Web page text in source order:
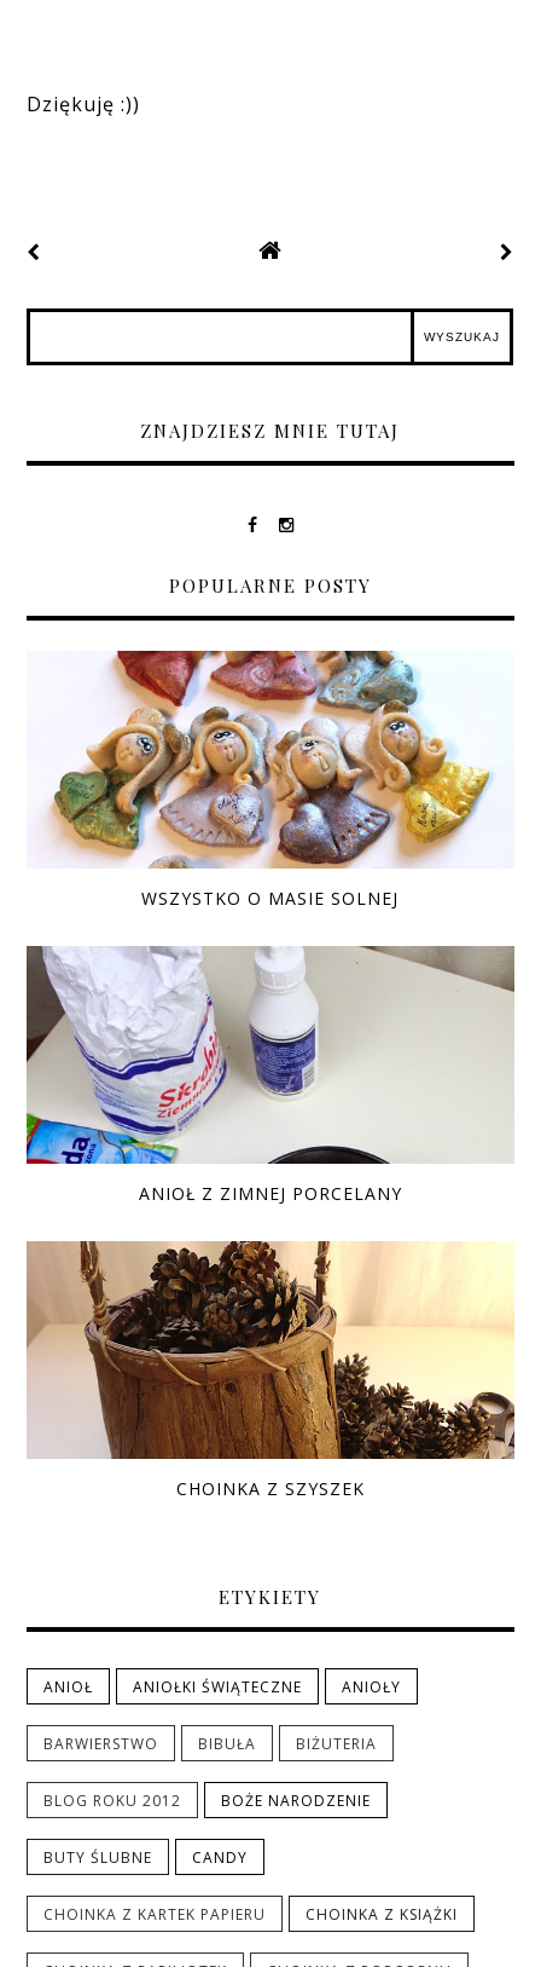
Dziękuję :))
ZNAJDZIESZ MNIE TUTAJ
POPULARNE POSTY
WSZYSTKO O MASIE SOLNEJ
ANIOŁ Z ZIMNEJ PORCELANY
CHOINKA Z SZYSZEK
ETYKIETY
ANIOŁ ANIOŁKI ŚWIĄTECZNE ANIOŁY
BARWIERSTWO BIBUŁA BIŻUTERIA
BLOG ROKU 2012 BOŻE NARODZENIE
BUTY ŚLUBNE CANDY
CHOINKA Z KARTEK PAPIERU CHOINKA Z KSIĄŻKI